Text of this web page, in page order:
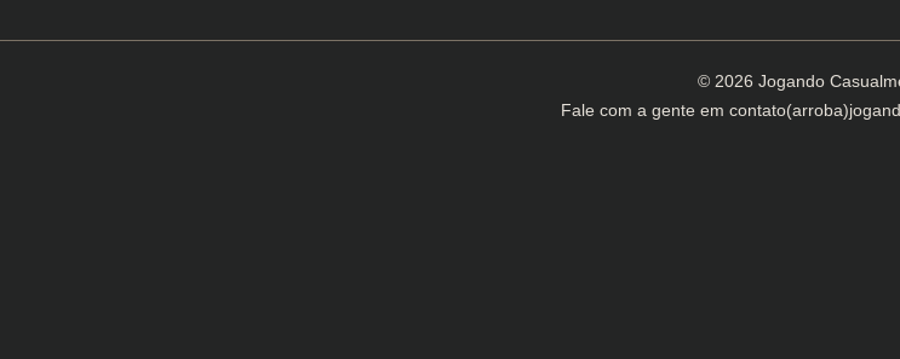
© 2026 Jogando
Fale com a gente em